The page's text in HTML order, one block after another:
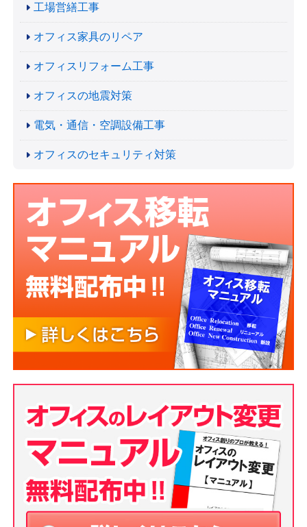
工場営繕工事
オフィス家具のリペア
オフィスリフォーム工事
オフィスの地震対策
電気・通信・空調設備工事
オフィスのセキュリティ対策